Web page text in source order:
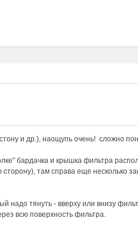
и др.), наощупь очень! сложно
бардачка и крышка фильтра
сторону), там справа еще несколько
надо тянуть - вверху или внизу
всю поверхность фильтра.